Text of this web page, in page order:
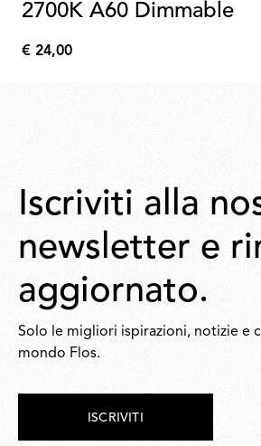
2700K A60 Dimmable
€ 24,00
Iscriviti alla
newsletter e
aggiornato.
Solo le migliori ispirazioni, notizie e
mondo Flos.
ISCRIVITI